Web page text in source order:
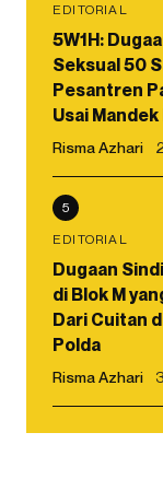
EDITORIAL
5W1H:
Seksual 50
Pesantren
Usai
Risma Azhari
5
EDITORIAL
Dugaan
di Blok M
Dari Cuitan
Polda
Risma Azhari